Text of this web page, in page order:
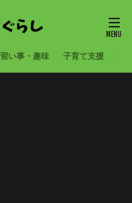
習い事・趣味 子育て支援